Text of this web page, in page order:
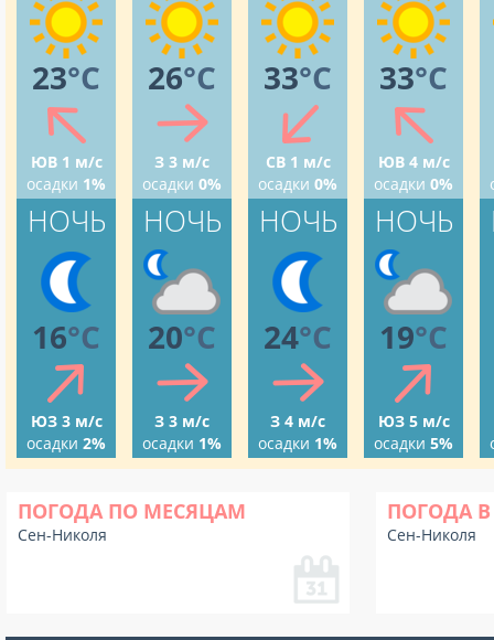
23°C
ЮВ 1 м/с
осадки 1%
НОЧЬ
16°C
ЮЗ 3 м/с
осадки 2%
26°C
З 3 м/с
осадки 0%
НОЧЬ
20°C
З 3 м/с
осадки 1%
33°C
СВ 1 м/с
осадки 0%
НОЧЬ
24°C
З 4 м/с
осадки 1%
33°C
ЮВ 4 м/с
осадки 0%
НОЧЬ
19°C
ЮЗ 5 м/с
осадки 5%
ПОГОДА ПО МЕСЯЦАМ
Сен-Николя
ПОГОДА В
Сен-Николя